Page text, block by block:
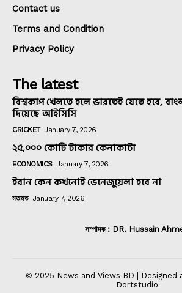
Contact us
Terms and Condition
Privacy Policy
The latest
বিশ্বকাপ খেলতে হলে ভারতেই যেতে হবে,
দিয়েছে আইসিসি
CRICKET January 7, 2026
২৫,০০০ কোটি টাকার কেনাকাটা
ECONOMICS January 7, 2026
ইরান কেন কখনোই ভেনেজুয়েলা হবে না
মতামত January 7, 2026
সম্পাদক : DR. Hussain
© 2025 News and Views BD | Designed
Dortstudio